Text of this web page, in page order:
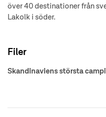
över 40 destinationer från
Lakolk i söder.
Filer
Skandinaviens största